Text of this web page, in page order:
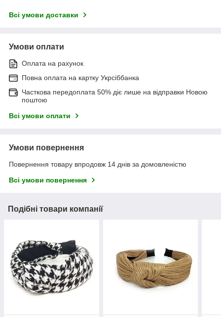
Всі умови доставки
Умови оплати
Оплата на рахунок
Повна оплата на картку Укрсіббанка
Часткова передоплата 50% діє лише на відправки Новою
поштою
Всі умови оплати
Умови повернення
Повернення товару впродовж 14 днів за домовленістю
Всі умови повернення
Подібні товари компанії